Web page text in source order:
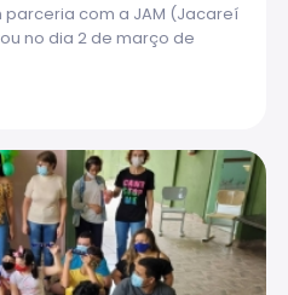
com a JAM (Jacareí
no dia 2 de março de